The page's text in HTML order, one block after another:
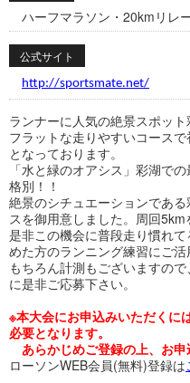
ハーフマラソン・20kmリレ
公式サイト
http://sportsmate.net/
ランナーに人気の絶景スポット
フラットな走りやすいコース
となっております。
「水と緑のオアシス」彩湖で
格別！！
絶景のシチュエーションであ
スを御用意しました。周回
是非この機会に普段走り慣れ
めた方のランニング練習にご
もちろん計測もございますの
に是非ご応募下さい。
※本大会にお申込みいただくに
必要となります。
あらかじめご登録の上、お申
ローソンWEB会員(無料)登録は